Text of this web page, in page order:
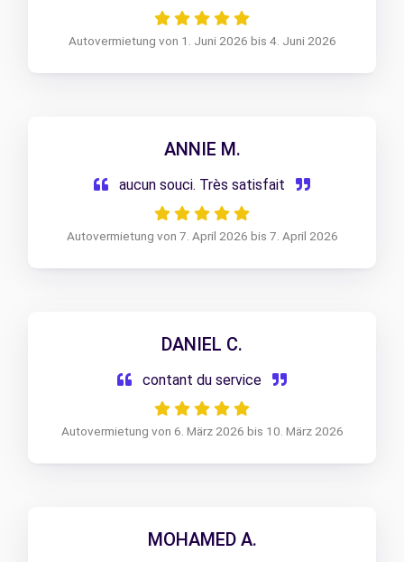
c'est bien plus simple de refaire le plein avant
de rendre la voiture, personnellement j'ai remis
Autovermietung von 1. Juni 2026 bis 4. Juni 2026
ANNIE M.
aucun souci. Très satisfait
Autovermietung von 7. April 2026 bis 7. April 2026
DANIEL C.
contant du service
Autovermietung von 6. März 2026 bis 10. März 2026
MOHAMED A.